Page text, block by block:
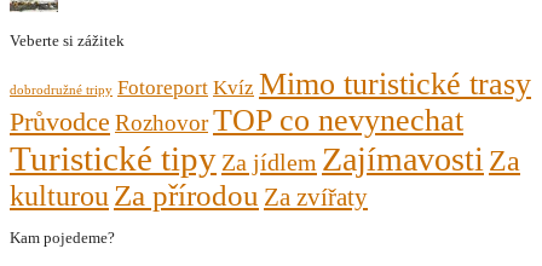
Veberte si zážitek
dobrodružné tripy Fotoreport Kvíz Mimo turistické trasy
Průvodce RozhovorTOP co nevynechat
Turistické tipy Za jídlem ZajímavostiZa
kulturouZa přírodou Za zvířaty
Kam pojedeme?